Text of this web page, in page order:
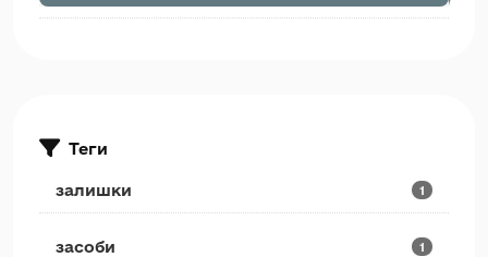
Теги
залишки 1
засоби 1